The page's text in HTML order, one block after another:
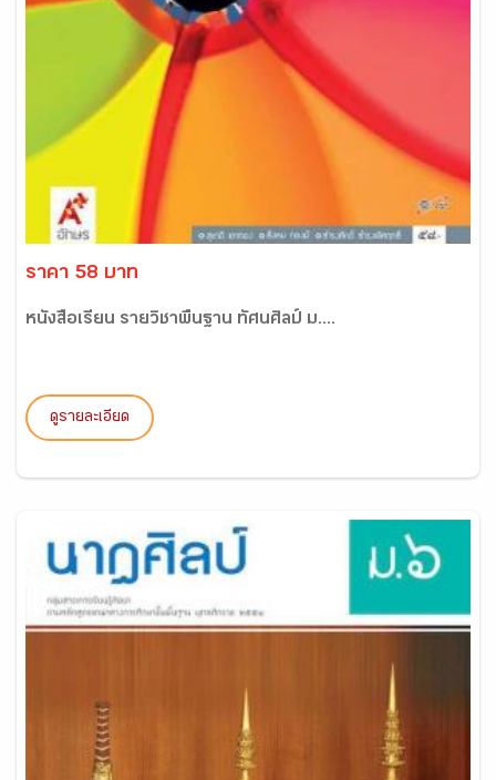
ราคา 58 บาท
หนังสือเรียน รายวิชาพื้นฐาน ทัศนศิลป์ ม....
ดูรายละเอียด